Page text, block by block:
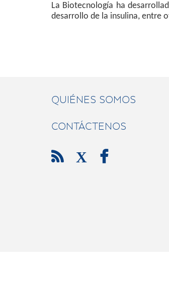
La Biotecnología ha
desarrollo de la insulina, entre
QUIÉNES SOMOS
CONTÁCTENOS
 X 